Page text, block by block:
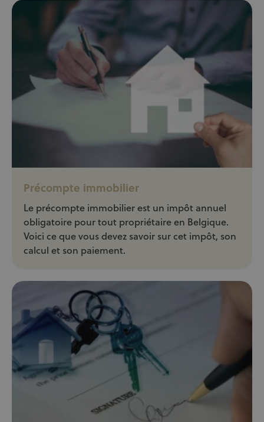
Précompte immobilier
Le précompte immobilier est un impôt annuel
obligatoire pour tout propriétaire en Belgique.
Voici ce que vous devez savoir sur cet impôt, son
calcul et son paiement.